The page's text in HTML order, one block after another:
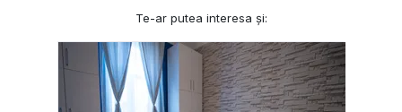
Te-ar putea interesa și: